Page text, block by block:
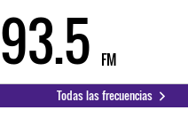
93.5 FM
Todas las frecuencias